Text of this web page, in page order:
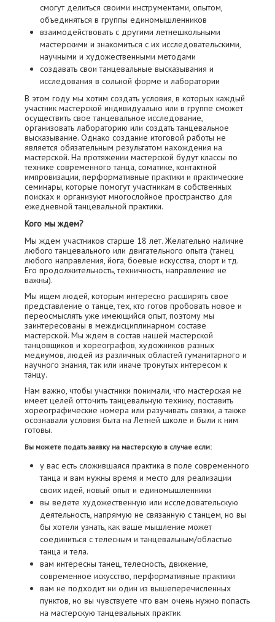
смогут делиться своими инструментами, опытом,
объединяться в группы единомышленников
взаимодействовать с другими летнешкольными
мастерскими и знакомиться с их исследовательскими,
научными и художественными методами
создавать свои танцевальные высказывания и
исследования в сольной форме и лаборатории
В этом году мы хотим создать условия, в которых каждый
участник мастерской индивидуально или в группе сможет
осуществить свое танцевальное исследование,
организовать лабораторию или создать танцевальное
высказывание. Однако создание итоговой работы не
является обязательным результатом нахождения на
мастерской. На протяжении мастерской будут классы по
технике современного танца, соматике, контактной
импровизации, перформативные практики и практические
семинары, которые помогут участникам в собственных
поисках и организуют многослойное пространство для
ежедневной танцевальной практики.
Кого мы ждем?
Мы ждем участников старше 18 лет. Желательно наличие
любого танцевального или двигательного опыта (танец
любого направления, йога, боевые искусства, спорт и тд.
Его продолжительность, техничность, направление не
важны).
Мы ищем людей, которым интересно расширять свое
представление о танце, тех, кто готов пробовать новое и
переосмыслять уже имеющийся опыт, поэтому мы
заинтересованы в междисциплинарном составе
мастерской. Мы ждем в состав нашей мастерской
танцовщиков и хореографов, художников разных
медиумов, людей из различных областей гуманитарного и
научного знания, так или иначе тронутых интересом к
танцу.
Нам важно, чтобы участники понимали, что мастерская не
имеет целей отточить танцевальную технику, поставить
хореографические номера или разучивать связки, а также
осознавали условия быта на Летней школе и были к ним
готовы.
Вы можете подать заявку на мастерскую в случае если:
у вас есть сложившаяся практика в поле современного
танца и вам нужны время и место для реализации
своих идей, новый опыт и единомышленники
вы ведете художественную или исследовательскую
деятельность, напрямую не связанную с танцем, но вы
бы хотели узнать, как ваше мышление может
соединиться с телесным и танцевальным/областью
танца и тела.
вам интересны танец, телесность, движение,
современное искусство, перформативные практики
вам не подходит ни один из вышеперечисленных
пунктов, но вы чувствуете что вам очень нужно попасть
на мастерскую танцевальных практик